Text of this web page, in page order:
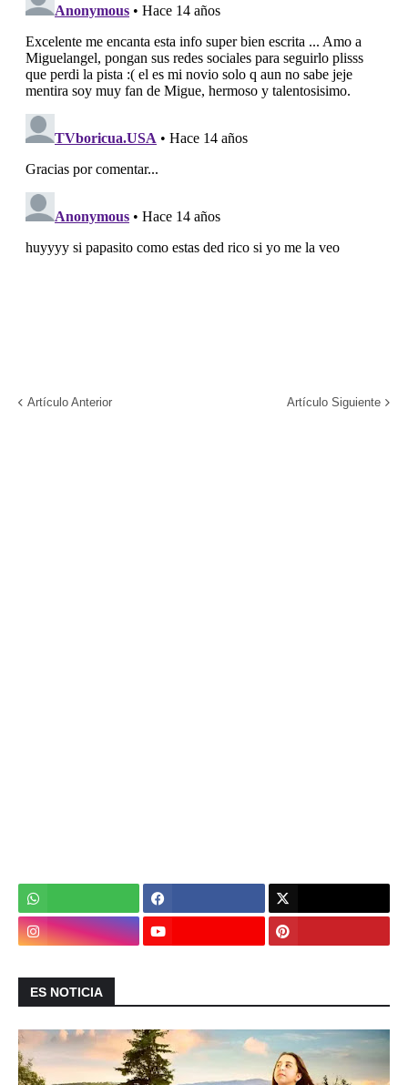
Artículo Anterior Artículo Siguiente
ES NOTICIA